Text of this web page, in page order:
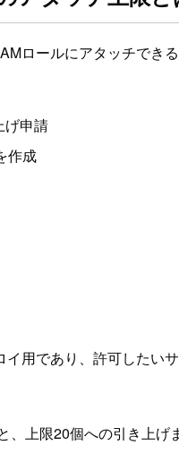
ロールにアタッチでき
げ申請
作成
用であり、許可したい
、上限20個への引き上